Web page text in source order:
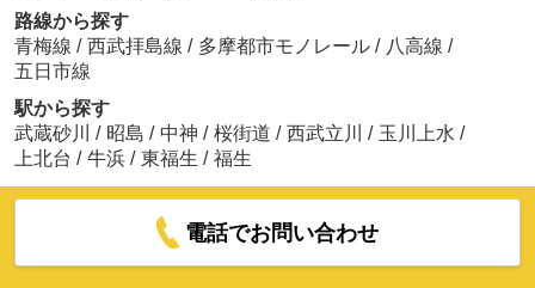
路線から探す
青梅線 / 西武拝島線 / 多摩都市モノレール / 八高線 /
五日市線
駅から探す
武蔵砂川
/ 昭島 / 中神 / 桜街道 / 西武立川 / 玉川上水 /
上北台 / 牛浜 / 東福生 / 福生
電話でお問い合わせ